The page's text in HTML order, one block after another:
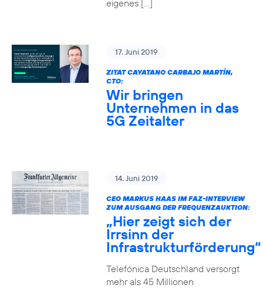
eigenes […]
17. Juni 2019
ZITAT CAYATANO CARBAJO MARTÍN,
CTO:
Wir bringen
Unternehmen in das
5G Zeitalter
14. Juni 2019
CEO MARKUS HAAS IM FAZ-INTERVIEW
ZUM AUSGANG DER FREQUENZAUKTION:
„Hier zeigt sich der
Irrsinn der
Infrastrukturförderung“
Telefónica Deutschland versorgt
mehr als 45 Millionen